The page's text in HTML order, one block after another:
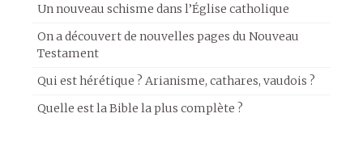
Un nouveau schisme dans l’Église catholique
On a découvert de nouvelles pages du Nouveau
Testament
Qui est hérétique ? Arianisme, cathares, vaudois ?
Quelle est la Bible la plus complète ?